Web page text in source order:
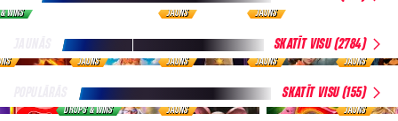
WINS JAUNS JAUNS
SKATĪT VISU (2784)
JAUNS JAUNS JAUNS JAUNS
SKATĪT VISU (155)
DROPS & WINS JAUNS JAUNS